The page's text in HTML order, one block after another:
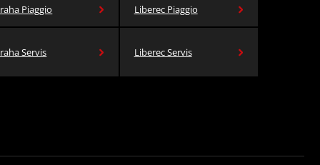
Piaggio Liberec Piaggio
Servis Liberec Servis